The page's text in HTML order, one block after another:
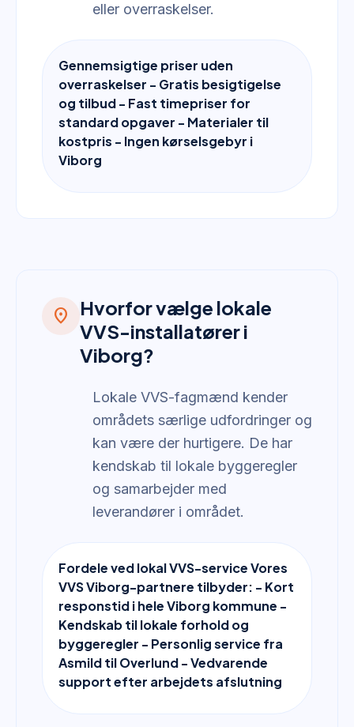
eller overraskelser.
Gennemsigtige priser uden
overraskelser - Gratis besigtigelse
og tilbud - Fast timepriser for
standard opgaver - Materialer til
kostpris - Ingen kørselsgebyr i
Viborg
location_on
Hvorfor vælge lokale
VVS-installatører i
Viborg?
Lokale VVS-fagmænd kender
områdets særlige udfordringer og
kan være der hurtigere. De har
kendskab til lokale byggeregler
og samarbejder med
leverandører i området.
Fordele ved lokal VVS-service Vores
VVS Viborg-partnere tilbyder: - Kort
responstid i hele Viborg kommune -
Kendskab til lokale forhold og
byggeregler - Personlig service fra
Asmild til Overlund - Vedvarende
support efter arbejdets afslutning